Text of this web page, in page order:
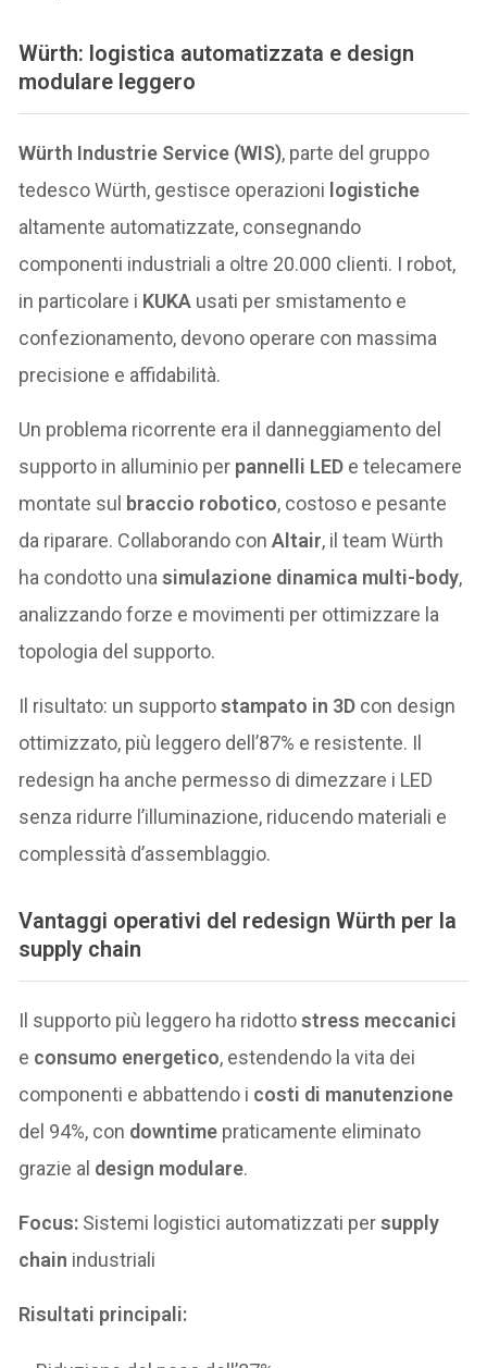
Würth: logistica automatizzata e design
modulare leggero
Würth Industrie Service (WIS), parte del gruppo
tedesco Würth, gestisce operazioni logistiche
altamente automatizzate, consegnando
componenti industriali a oltre 20.000 clienti. I robot,
in particolare i KUKA usati per smistamento e
confezionamento, devono operare con massima
precisione e affidabilità.
Un problema ricorrente era il danneggiamento del
supporto in alluminio per pannelli LED e telecamere
montate sul braccio robotico, costoso e pesante
da riparare. Collaborando conAltair, il team Würth
ha condotto unasimulazione dinamica multi-body,
analizzando forze e movimenti per ottimizzare la
topologia del supporto.
Il risultato: un supportostampato in 3D con design
ottimizzato, più leggero dell’87% e resistente. Il
redesign ha anche permesso di dimezzare i LED
senza ridurre l’illuminazione, riducendo materiali e
complessità d’assemblaggio.
Vantaggi operativi del redesign Würth per la
supply chain
Il supporto più leggero ha ridottostress meccanici
e consumo energetico, estendendo la vita dei
componenti e abbattendo i costi di manutenzione
del 94%, con downtime praticamente eliminato
grazie al design modulare.
Focus: Sistemi logistici automatizzati persupply
chain industriali
Risultati principali: